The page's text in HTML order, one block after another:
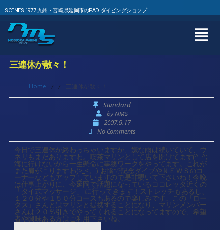
SCENES 1977 九州・宮崎県延岡市のPADIダイビングショップ
三連休が散々！
Home / / 三連休が散々！
Standard
byNMS
2007.9.17
No Comments
今日で三連休が終わっちゃいますが、嫌な雨は続いていて、ウ
ネリもまだありますわ。喫茶マリンとして店を開けてます(^_^;
海に行けないから一生懸命に事務ワークをやってます。これが
また肩がこりますわ(>_<。) お陰で記念ダイブやＮＥＷＳのコ
ーナーなどもアップしていますので是非覗いて下さいね！今晩
は仕事上がりに、今延岡で話題になっているココレッタ近くの
「タイ式マッサージ」 に行ってきます！ストレッチもあるし、
１２０分や１５０分コースもあるので楽しみです。この「ロー
タス」さんとはマリンと提携することになり、マリンメンバー
さんは２０％引きでやってくれることになってますので、希望
者や興味ある方はご利用下さいね。